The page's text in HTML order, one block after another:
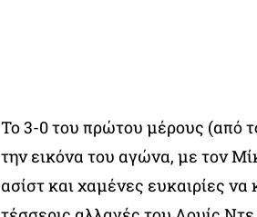
Το 3-0 του πρώτου μέρους (από
την εικόνα του αγώνα, με τον
ασίστ και χαμένες ευκαιρίες